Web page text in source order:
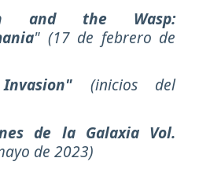
and the Wasp:
" (17 de febrero de
(inicios del
de la Galaxia Vol.
de 2023)